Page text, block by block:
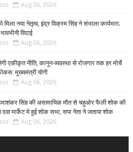
Aug 06, 2026
नया नेतृत्व, इंद्र विक्रम सिंह ने संभाला कार्यभार;
विदाई
Aug 06, 2026
एकीकृत नीति, कानून-व्यवस्था से रोजगार तक हर मोर्चे
मुख्यमंत्री योगी
Aug 06, 2026
सिंह की असामायिक मौत से चहुओर फैली शोक की
मार्केट मे हुई शोक सभा, सपा नेता ने जताया शोक
Aug 06, 2026